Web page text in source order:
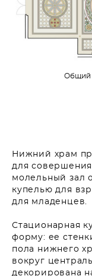
Общий
Нижний храм
для
молельный зал
купелью для
для младенцев.
Стационарная
форму: ее
пола нижнего
вокруг
декорирована